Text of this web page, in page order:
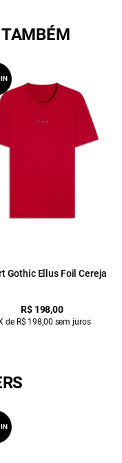
Gothic Ellus Foil Cereja
R$ 198,00
de R$ 198,00 sem juros